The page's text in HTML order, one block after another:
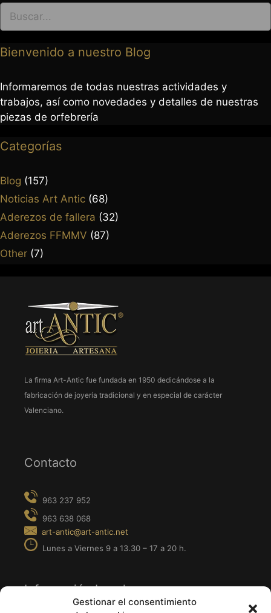
Gestionar el consentimiento
Bienvenido a nuestro Blog
Informaremos de todas nuestras actividades y
trabajos, así como novedades y detalles de nuestras
piezas de orfebrería
Categorías
Blog (157)
Noticias Art Antic (68)
Aderezos de fallera (32)
Aderezos FFMMV (87)
Other (7)
La firma Art-Antic fue fundada en 1950 dedicándose a la
fabricación de joyería tradicional y en especial de carácter
Valenciano.
Contacto
art-antic@art-antic.net
Información Legal